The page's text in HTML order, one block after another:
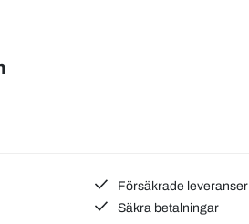
Försäkrade leveranser
Säkra betalningar